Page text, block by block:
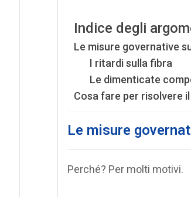
Indice degli
Le misure governative
I ritardi sulla fibra
Le dimenticate
Cosa fare per risolvere
Le misure
Perché? Per molti motivi.